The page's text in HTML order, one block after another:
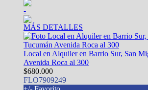
-
MÁS DETALLES
Local en Alquiler en Barrio Sur, San
Avenida Roca al 300
$680.000
FLO7909249